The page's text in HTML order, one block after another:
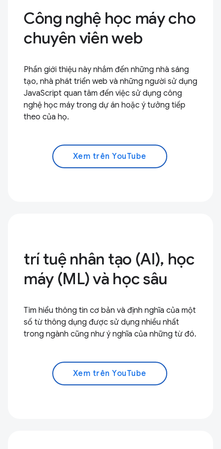
Công nghệ học máy cho
chuyên viên web
Phần giới thiệu này nhắm đến những nhà sáng
tạo, nhà phát triển web và những người sử dụng
JavaScript quan tâm đến việc sử dụng công
nghệ học máy trong dự án hoặc ý tưởng tiếp
theo của họ.
Xem trên YouTube
trí tuệ nhân tạo (AI), học
máy (ML) và học sâu
Tìm hiểu thông tin cơ bản và định nghĩa của một
số từ thông dụng được sử dụng nhiều nhất
trong ngành cũng như ý nghĩa của những từ đó.
Xem trên YouTube